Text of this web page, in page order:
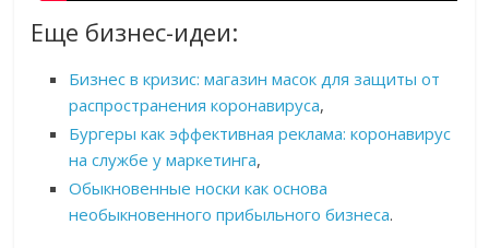
Еще бизнес-идеи:
Бизнес в кризис: магазин масок для защиты от
распространения коронавируса,
Бургеры как эффективная реклама: коронавирус
на службе у маркетинга,
Обыкновенные носки как основа
необыкновенного прибыльного бизнеса.